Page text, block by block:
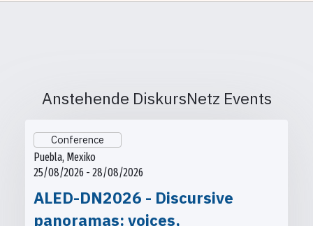
Anstehende DiskursNetz Events
Conference
Puebla, Mexiko
25/08/2026 - 28/08/2026
ALED-DN2026 - Discursive
panoramas: voices,